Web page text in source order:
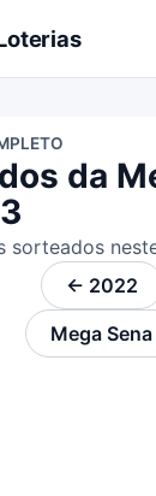
da
sorteados
← 2022
Mega Sena